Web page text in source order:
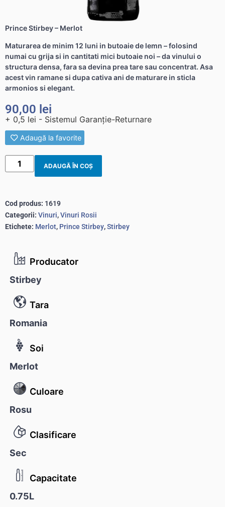
Producator
Stirbey
Tara
Romania
Soi
Merlot
Culoare
Rosu
Clasificare
Sec
Capacitate
0.75L
Prince Stirbey – Merlot
Maturarea de minim 12 luni in butoaie de lemn – folosind
numai cu grija si in cantitati mici butoaie noi – da vinului o
structura densa, fara sa devina prea tare sau concentrat. Asa
acest vin ramane si dupa cativa ani de maturare in sticla
armonios si elegant.
90,00 lei
+ 0,5 lei - Sistemul Garanție-Returnare
Adaugă la favorite
ADAUGĂ ÎN COȘ
Cod produs: 1619
Categorii: Vinuri,Vinuri Rosii
Etichete: Merlot, Prince Stirbey,Stirbey